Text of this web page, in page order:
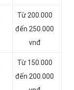
Từ 200.000
đến 250.000
vnđ
Từ 150.000
đến 200.000